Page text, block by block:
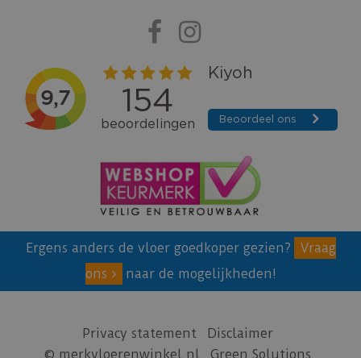
Ergens anders de vloer goedkoper gezien?
Vraag
ons
naar de mogelijkheden!
Privacy statement
Disclaimer
© merkvloerenwinkel.nl
Green Solutions